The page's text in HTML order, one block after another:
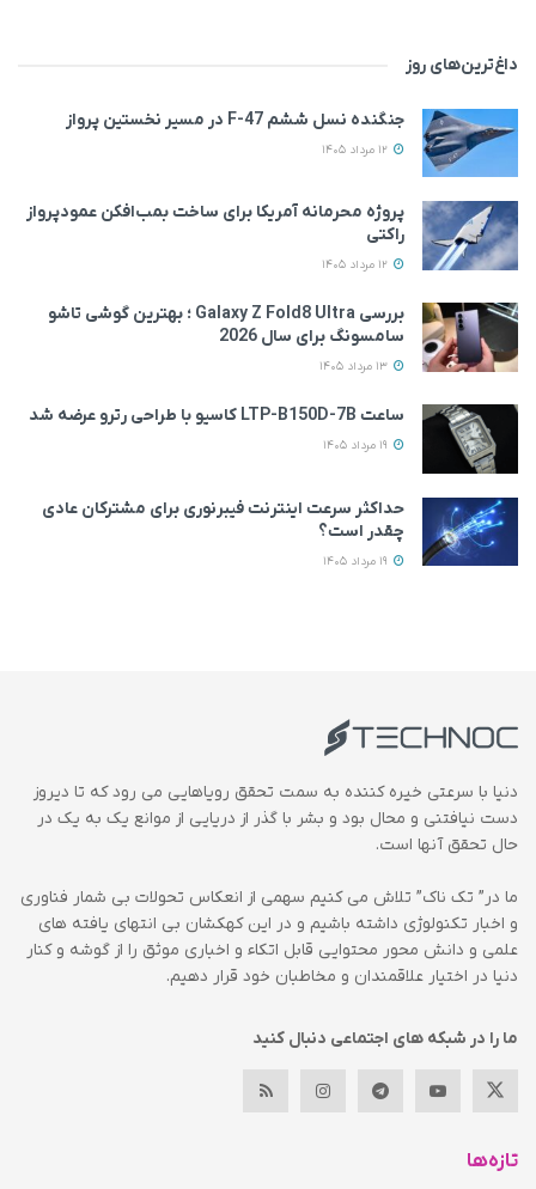
داغ‌ترین‌های روز
جنگنده نسل ششم F-47 در مسیر نخستین پرواز
پروژه محرمانه آمریکا برای ساخت بمب‌افکن عمودپرواز
راکتی
بررسی Galaxy Z Fold8 Ultra ؛ بهترین گوشی تاشو
سامسونگ برای سال 2026
ساعت LTP-B150D-7B کاسیو با طراحی رترو عرضه شد
حداکثر سرعت اینترنت فیبرنوری برای مشترکان عادی
چقدر است؟
دنیا با سرعتی خیره کننده به سمت تحقق رویاهایی می رود که تا دیروز
دست نیافتنی و محال بود و بشر با گذر از دریایی از موانع یک به یک در
حال تحقق آنها است.
ما در” تک ناک” تلاش می کنیم سهمی از انعکاس تحولات بی شمار فناوری
و اخبار تکنولوژی داشته باشیم و در این کهکشان بی انتهای یافته های
علمی و دانش محور محتوایی قابل اتکاء و اخباری موثق را از گوشه و کنار
دنیا در اختیار علاقمندان و مخاطبان خود قرار دهیم.
ما را در شبکه های اجتماعی دنبال کنید
تازه‌ها